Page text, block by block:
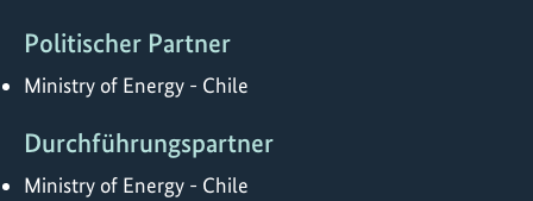
Politischer Partner
Ministry of Energy - Chile
Durchführungspartner
Ministry of Energy - Chile